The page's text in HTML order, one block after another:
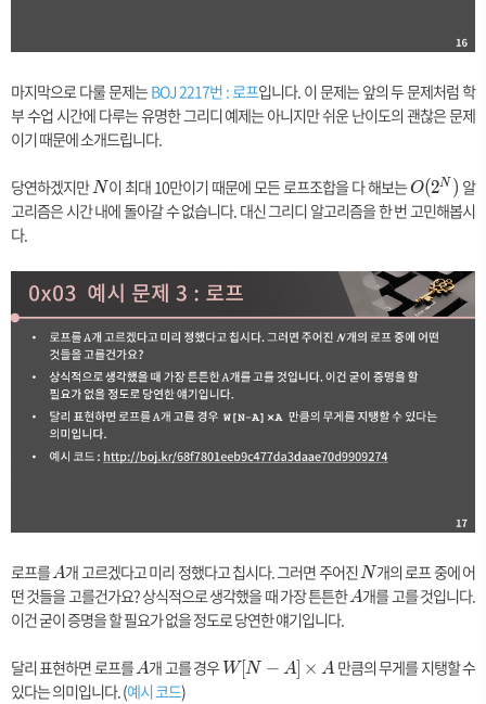
마지막으로 다룰 문제는BOJ 2217번 : 로프입니다. 이 문제는 앞의 두 문제처럼 학
부 수업 시간에 다루는 유명한 그리디 예제는 아니지만 쉬운 난이도의 괜찮은 문제
이기 때문에 소개드립니다.
당연하겠지만N
N이 최대 10만이기 때문에 모든 로프조합을 다 해보는O
(
N
)
O(2N ) 알
고리즘은 시간 내에 돌아갈 수 없습니다. 대신 그리디 알고리즘을 한 번 고민해봅시
다.
로프를A
A개 고르겠다고 미리 정했다고 칩시다. 그러면 주어진N
N개의 로프 중에 어
떤 것들을 고를건가요? 상식적으로 생각했을 때 가장 튼튼한A
A개를 고를 것입니다.
이건 굳이 증명을 할 필요가 없을 정도로 당연한 얘기입니다.
달리 표현하면 로프를A
A개 고를 경우W
W[N − A] × A만큼의 무게를 지탱할 수
있다는 의미입니다. (예시 코드)